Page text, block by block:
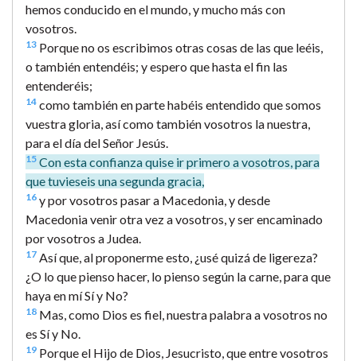
hemos conducido en el mundo, y mucho más con
vosotros.
13 Porque no os escribimos otras cosas de las que leéis,
o también entendéis; y espero que hasta el fin las
entenderéis;
14 como también en parte habéis entendido que somos
vuestra gloria, así como también vosotros la nuestra,
para el día del Señor Jesús.
15 Con esta confianza quise ir primero a vosotros, para
que tuvieseis una segunda gracia,
16 y por vosotros pasar a Macedonia, y desde
Macedonia venir otra vez a vosotros, y ser encaminado
por vosotros a Judea.
17 Así que, al proponerme esto, ¿usé quizá de ligereza?
¿O lo que pienso hacer, lo pienso según la carne, para que
haya en mí Sí y No?
18 Mas, como Dios es fiel, nuestra palabra a vosotros no
es Sí y No.
19 Porque el Hijo de Dios, Jesucristo, que entre vosotros